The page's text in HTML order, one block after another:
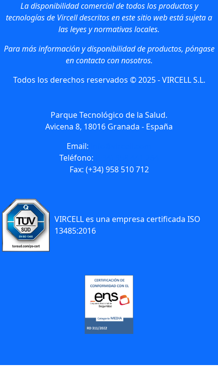
La disponibilidad comercial de todos los productos y
tecnologías de Vircell descritos en este sitio web está sujeta a
las leyes y normativas locales.
Para más información y disponibilidad de productos, póngase
en contacto con nosotros.
Todos los derechos reservados © 2025 - VIRCELL S.L.
Parque Tecnológico de la Salud.
Avicena 8, 18016 Granada - España
Email:
Teléfono:
Fax: (+34) 958 510 712
VIRCELL es una empresa certificada ISO
13485:2016